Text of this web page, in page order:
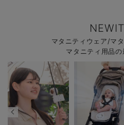
マタニティウェア/マ
マタニティ用品の